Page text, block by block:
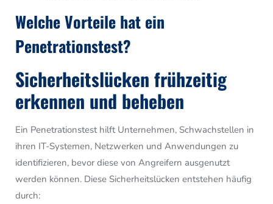
Welche Vorteile hat ein
Penetrationstest?
Sicherheitslücken frühzeitig
erkennen und beheben
Ein Penetrationstest hilft Unternehmen, Schwachstellen in
ihren IT-Systemen, Netzwerken und Anwendungen zu
identifizieren, bevor diese von Angreifern ausgenutzt
werden können. Diese Sicherheitslücken entstehen häufig
durch: